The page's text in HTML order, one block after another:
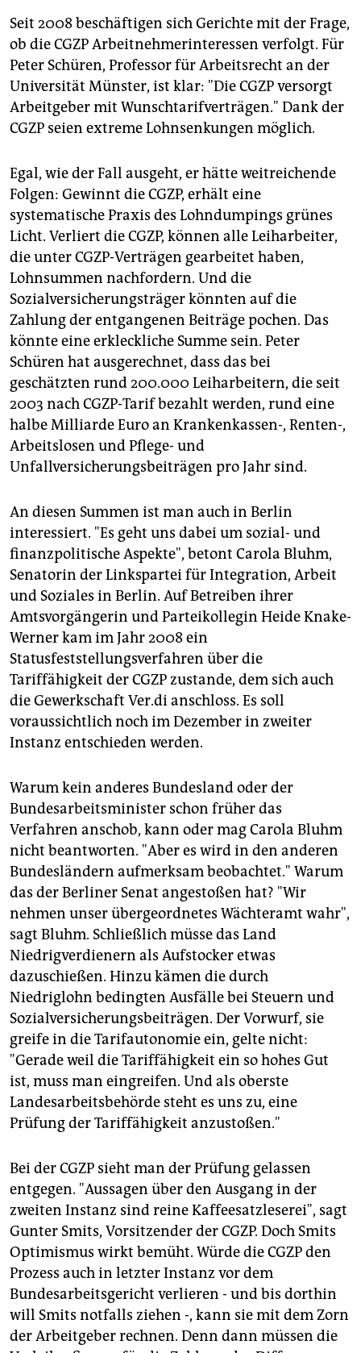
Gewerkschaftsbund Metall (CGM) mit ca. 60.000
Mitgliedern, die Berufsgewerkschaft DHV (ca. 80.000
Mitglieder) und die Gewerkschaft öffentlicher Dienst
und Dienstleistungen (GÖD), ca. 50.000 Mitglieder.
Unklar ist, wie viel Leiharbeiter dort organisiert sind.
Experten halten die Zahl für gering. Allerdings sind
Leiharbeiter insgesamt schlecht organisiert.(taz)
Seit 2008 beschäftigen sich Gerichte mit der Frage,
ob die CGZP Arbeitnehmerinteressen verfolgt. Für
Peter Schüren, Professor für Arbeitsrecht an der
Universität Münster, ist klar: "Die CGZP versorgt
Arbeitgeber mit Wunschtarifverträgen." Dank der
CGZP seien extreme Lohnsenkungen möglich.
Egal, wie der Fall ausgeht, er hätte weitreichende
Folgen: Gewinnt die CGZP, erhält eine
systematische Praxis des Lohndumpings grünes
Licht. Verliert die CGZP, können alle Leiharbeiter,
die unter CGZP-Verträgen gearbeitet haben,
Lohnsummen nachfordern. Und die
Sozialversicherungsträger könnten auf die
Zahlung der entgangenen Beiträge pochen. Das
könnte eine erkleckliche Summe sein. Peter
Schüren hat ausgerechnet, dass das bei
geschätzten rund 200.000 Leiharbeitern, die seit
2003 nach CGZP-Tarif bezahlt werden, rund eine
halbe Milliarde Euro an Krankenkassen-, Renten-,
Arbeitslosen und Pflege- und
Unfallversicherungsbeiträgen pro Jahr sind.
An diesen Summen ist man auch in Berlin
interessiert. "Es geht uns dabei um sozial- und
finanzpolitische Aspekte", betont Carola Bluhm,
Senatorin der Linkspartei für Integration, Arbeit
und Soziales in Berlin. Auf Betreiben ihrer
Amtsvorgängerin und Parteikollegin Heide Knake-
Werner kam im Jahr 2008 ein
Statusfeststellungsverfahren über die
Tariffähigkeit der CGZP zustande, dem sich auch
die Gewerkschaft Ver.di anschloss. Es soll
voraussichtlich noch im Dezember in zweiter
Instanz entschieden werden.
Warum kein anderes Bundesland oder der
Bundesarbeitsminister schon früher das
Verfahren anschob, kann oder mag Carola Bluhm
nicht beantworten. "Aber es wird in den anderen
Bundesländern aufmerksam beobachtet." Warum
das der Berliner Senat angestoßen hat? "Wir
nehmen unser übergeordnetes Wächteramt wahr",
sagt Bluhm. Schließlich müsse das Land
Niedrigverdienern als Aufstocker etwas
dazuschießen. Hinzu kämen die durch
Niedriglohn bedingten Ausfälle bei Steuern und
Sozialversicherungsbeiträgen. Der Vorwurf, sie
greife in die Tarifautonomie ein, gelte nicht:
"Gerade weil die Tariffähigkeit ein so hohes Gut
ist, muss man eingreifen. Und als oberste
Landesarbeitsbehörde steht es uns zu, eine
Prüfung der Tariffähigkeit anzustoßen."
Bei der CGZP sieht man der Prüfung gelassen
entgegen. "Aussagen über den Ausgang in der
zweiten Instanz sind reine Kaffeesatzleserei", sagt
Gunter Smits, Vorsitzender der CGZP. Doch Smits
Optimismus wirkt bemüht. Würde die CGZP den
Prozess auch in letzter Instanz vor dem
Bundesarbeitsgericht verlieren - und bis dorthin
will Smits notfalls ziehen -, kann sie mit dem Zorn
der Arbeitgeber rechnen. Denn dann müssen die